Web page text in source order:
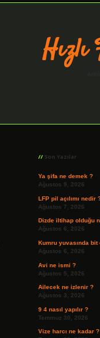
Son Yazılar
Ya şifa ne demek ?
Ağustos 9, 2026
LFP pil açılımı nedir
Ağustos 7, 2026
Dizde iltihap olduğu
Ağustos 6, 2026
Kumru yuvasında bit
Ağustos 6, 2026
Avi ne ismi ?
Ağustos 5, 2026
Ailecek ne izlenir ?
Ağustos 3, 2026
9 4 nasıl yapılır ?
Temmuz 30, 2026
Vize harcı ne kadar ?